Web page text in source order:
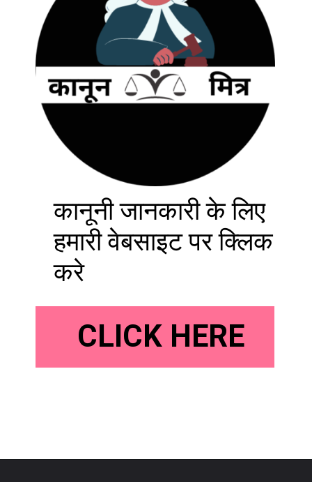
कानूनी जानकारी के लिए
हमारी वेबसाइट पर क्लिक
करे
CLICK HERE